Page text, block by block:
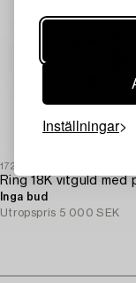
Inställningar
1729683
Inga bud
Utropspris 5 000 SEK